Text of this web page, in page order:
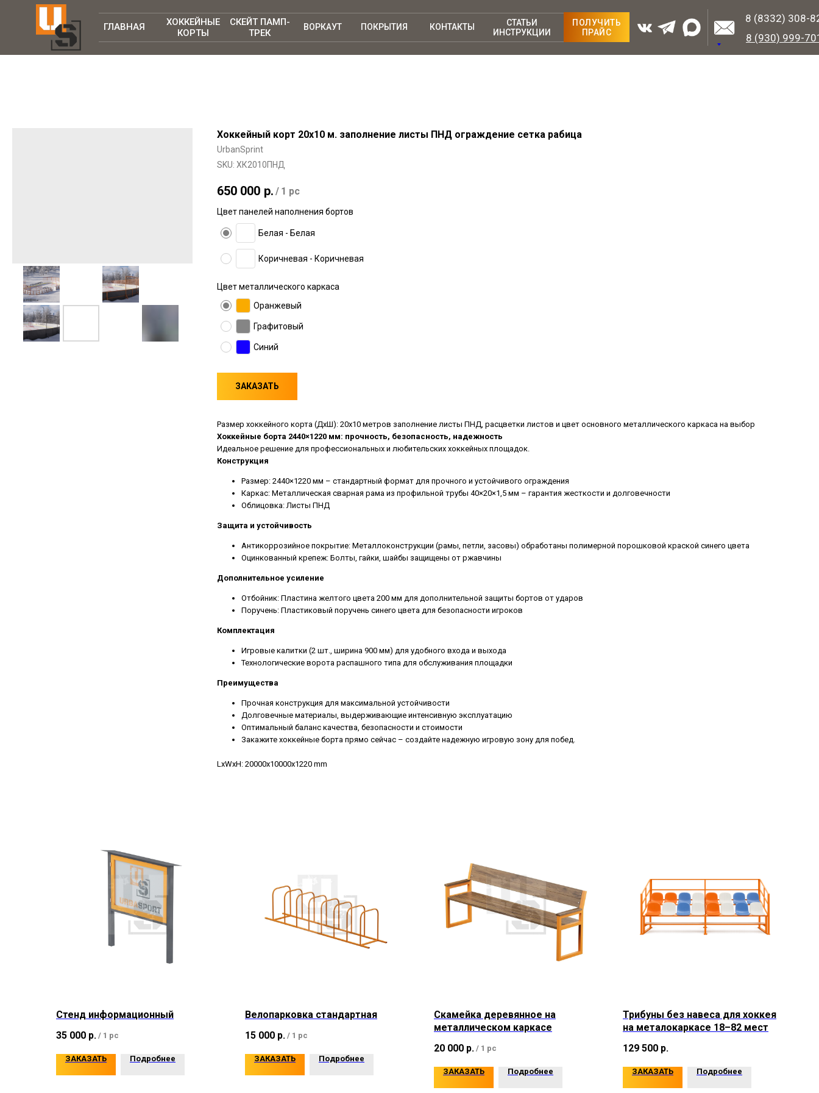
ХОККЕЙНЫЕ
КОРТЫ
СКЕЙТ ПАМП-
ТРЕК
КОНТАКТЫ
СТАТЬИ
ИНСТРУКЦИИ
ПОЛУЧИТЬ
ПРАЙС
ВОРКАУТ ПОКРЫТИЯ
8 (930) 999-
ГЛАВНАЯ
8 (8332) 308-
Хоккейный корт 20х10 м. заполнение листы ПНД ограждение сетка рабица
UrbanSprint
SKU: ХК2010ПНД
650 000 р. / 1 pc
Цвет панелей наполнения бортов
Белая - Белая
Коричневая - Коричневая
Цвет металлического каркаса
Оранжевый
Графитовый
Синий
ЗАКАЗАТЬ
Размер хоккейного корта (ДхШ): 20х10 метров заполнение листы ПНД, расцветки листов и цвет основного металлического каркаса на выбор
Хоккейные борта 2440×1220 мм: прочность, безопасность, надежность
Идеальное решение для профессиональных и любительских хоккейных площадок.
Конструкция
Размер: 2440×1220 мм – стандартный формат для прочного и устойчивого ограждения
Каркас: Металлическая сварная рама из профильной трубы 40×20×1,5 мм – гарантия жесткости и долговечности
Облицовка: Листы ПНД
Защита и устойчивость
Антикоррозийное покрытие: Металлоконструкции (рамы, петли, засовы) обработаны полимерной порошковой краской синего цвета
Оцинкованный крепеж: Болты, гайки, шайбы защищены от ржавчины
Дополнительное усиление
Отбойник: Пластина желтого цвета 200 мм для дополнительной защиты бортов от ударов
Поручень: Пластиковый поручень синего цвета для безопасности игроков
Комплектация
Игровые калитки (2 шт., ширина 900 мм) для удобного входа и выхода
Технологические ворота распашного типа для обслуживания площадки
Преимущества
Прочная конструкция для максимальной устойчивости
Долговечные материалы, выдерживающие интенсивную эксплуатацию
Оптимальный баланс качества, безопасности и стоимости
Закажите хоккейные борта прямо сейчас – создайте надежную игровую зону для побед.
LxWxH: 20000x10000x1220 mm
Стенд информационный
35 000 р. / 1 pc
ЗАКАЗАТЬ Подробнее
Велопарковка стандартная
15 000 р. / 1 pc
ЗАКАЗАТЬ Подробнее
Скамейка деревянное на
металлическом каркасе
20 000 р. / 1 pc
ЗАКАЗАТЬ Подробнее
Трибуны без навеса для хоккея
на металокаркасе 18–82 мест
129 500 р.
ЗАКАЗАТЬ Подробнее